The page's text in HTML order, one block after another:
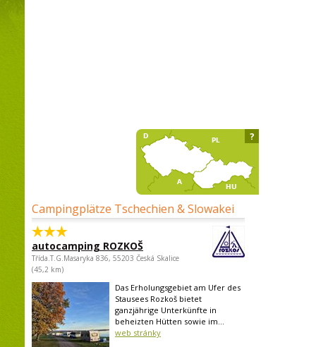
Campingplätze Tschechien & Slowakei
autocamping ROZKOŠ
Třída.T.G.Masaryka 836, 55203 Česká Skalice
(45,2 km)
Das Erholungsgebiet am Ufer des
Stausees Rozkoš bietet
ganzjährige Unterkünfte in
beheizten Hütten sowie im...
web stránky
?